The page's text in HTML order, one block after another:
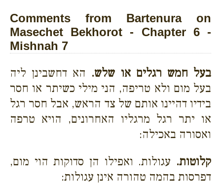
Comments from Bartenura on
Masechet Bekhorot - Chapter 6 -
Mishnah 7
בעל חמש רגלים או שלש. הא דחשבינן ליה
בעל מום ולא טריפה, הני מילי כשיתר או חסר
בידיו דהיינו אותם של צד הראש, אבל חסר רגל
או יתר רגל מרגליו האחרונים, הויא טרפה
ואסורה באכילה:
קלוטות. עגולות. ואפילו הן סדוקות הוי מום,
דפרסות בהמה טהורה אינן עגולות: